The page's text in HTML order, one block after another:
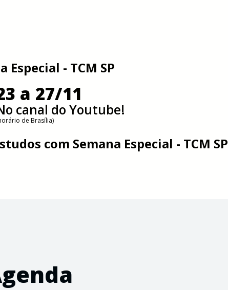
Especial - TCM SP
a 27/11
canal do Youtube!
de Brasília)
com Semana Especial - TCM SP